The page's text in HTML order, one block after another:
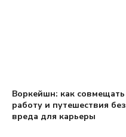
Воркейшн: как совмещать
работу и путешествия без
вреда для карьеры